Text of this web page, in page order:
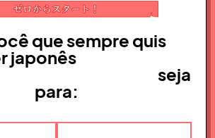
que sempre quis
japonês
(mesmo que
do zero), seja
para: